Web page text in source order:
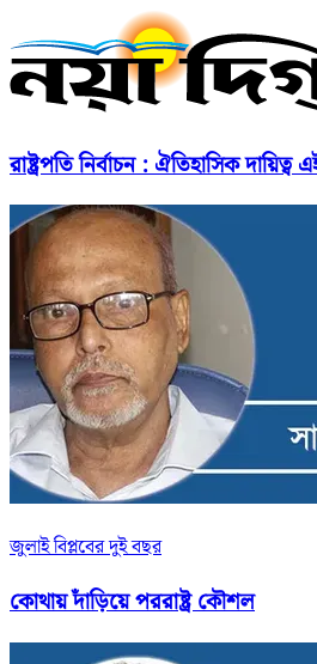
রাষ্ট্রপতি নির্বাচন : ঐতিহাসিক
জুলাই বিপ্লবের দুই বছর
কোথায় দাঁড়িয়ে পররাষ্ট্র কৌশল